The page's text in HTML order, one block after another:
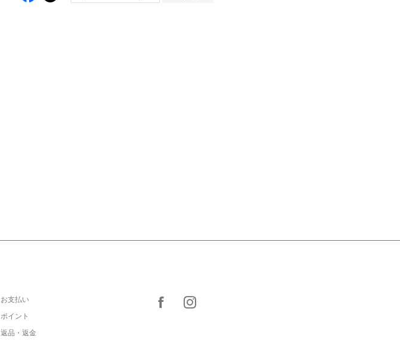
お支払い
ポイント
返品・返金